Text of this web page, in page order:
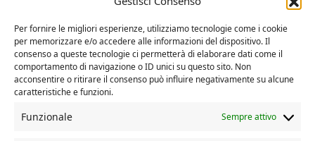
Per fornire le migliori esperienze, utilizziamo tecnologie come i cookie
per memorizzare e/o accedere alle informazioni del dispositivo. Il
consenso a queste tecnologie ci permetterà di elaborare dati come il
comportamento di navigazione o ID unici su questo sito. Non
acconsentire o ritirare il consenso può influire negativamente su alcune
caratteristiche e funzioni.
Funzionale Sempre attivo
Il tuo messaggio